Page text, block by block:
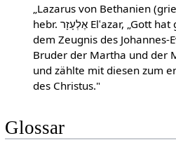
„Lazarus von Bethanien
hebr. אֶלְעָזָר Elʿazar, „Gott hat geholfen“) war nach
dem Zeugnis des Johannes-
Bruder der Martha und der
und zählte mit diesen zum
des Christus."
Glossar